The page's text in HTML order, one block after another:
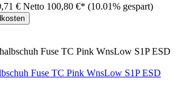
€ Netto 100,80 €* (10.01% gespart)
Fuse TC Pink WnsLow S1P ESD